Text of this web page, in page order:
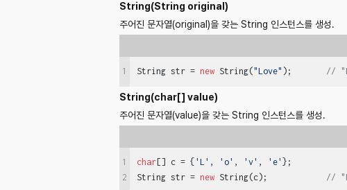
String(String original)
주어진 문자열(original)을 갖는 String 인스턴스를 생성.
1 String str = new String("Love" ); //
String(char[] value)
주어진 문자열(value)을 갖는 String 인스턴스를 생성.
1
2
char[] c = { 'L' , 'o' , 'v' , 'e' };
String str = new String(c); //